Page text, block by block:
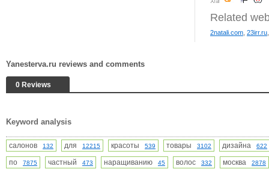
Related
2natali.com 23irr.ru
Yanesterva.ru reviews and comments
0 Reviews
Keyword analysis
салонов 132 для 12215 красоты 539 товары 3102 дизайна 622
по 7875 частный 473 наращиванию 45 волос 332 москва 2878